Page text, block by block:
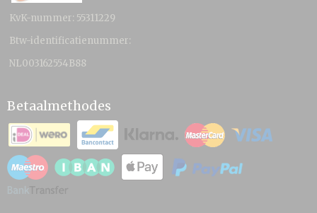
KvK-nummer: 55311229
Btw-identificatienummer:
NL003162554B88
Betaalmethodes